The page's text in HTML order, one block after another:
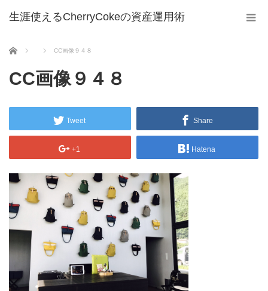
生涯使えるCherryCokeの資産運用術
ホーム CC画像９４８
CC画像９４８
Tweet Share
+1 Hatena